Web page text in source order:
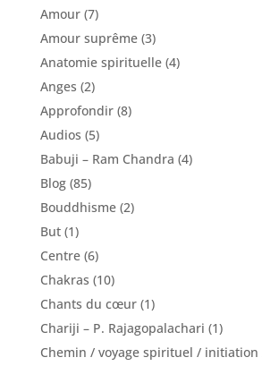
Amour(7)
Amour suprême(3)
Anatomie spirituelle(4)
Anges (2)
Approfondir(8)
Audios (5)
Babuji – Ram Chandra (4)
Blog(85)
Bouddhisme(2)
But(1)
Centre(6)
Chakras (10)
Chants du cœur(1)
Chariji – P. Rajagopalachari (1)
Chemin / voyage spirituel / initiation